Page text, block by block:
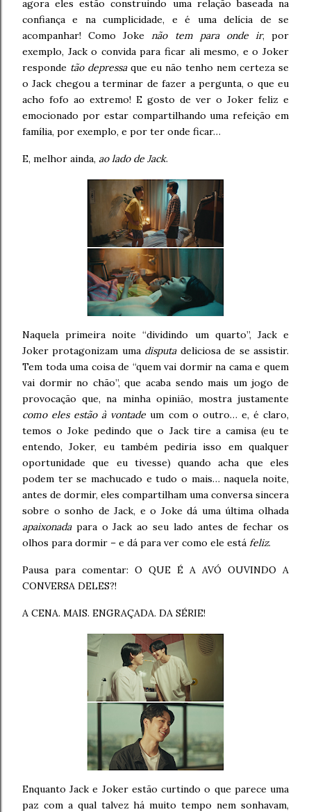
agora eles estão construindo uma relação baseada na
confiança e na cumplicidade, e é uma delícia de se
acompanhar! Como Jokenão tem para onde ir, por
exemplo, Jack o convida para ficar ali mesmo, e o Joker
responde tão depressaque eu não tenho nem certeza se
o Jack chegou a terminar de fazer a pergunta, o que eu
acho fofo ao extremo! E gosto de ver o Joker feliz e
emocionado por estar compartilhando uma refeição em
família, por exemplo, e por ter onde ficar…
E, melhor ainda, ao lado de Jack.
Naquela primeira noite “dividindo um quarto”, Jack e
Joker protagonizam uma disputadeliciosa de se assistir.
Tem toda uma coisa de “quem vai dormir na cama e quem
vai dormir no chão”, que acaba sendo mais um jogo de
provocação que, na minha opinião, mostra justamente
como eles estão à vontade um com o outro… e, é claro,
temos o Joke pedindo que o Jack tire a camisa (eu te
entendo, Joker, eu também pediria isso em qualquer
oportunidade que eu tivesse) quando acha que eles
podem ter se machucado e tudo o mais… naquela noite,
antes de dormir, eles compartilham uma conversa sincera
sobre o sonho de Jack, e o Joke dá uma última olhada
apaixonadapara o Jack ao seu lado antes de fechar os
olhos para dormir – e dá para ver como ele está feliz.
Pausa para comentar: O QUE É A AVÓ OUVINDO A
CONVERSA DELES?!
A CENA. MAIS. ENGRAÇADA. DA SÉRIE!
Enquanto Jack e Joker estão curtindo o que parece uma
paz com a qual talvez há muito tempo nem sonhavam,